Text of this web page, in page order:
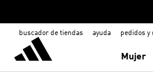
buscador de tiendas ayuda pedidos y
Mujer